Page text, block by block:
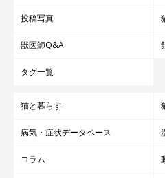
投稿写真
獣医師Q&A
タグ一覧
猫と暮らす
病気・症状データベース
コラム